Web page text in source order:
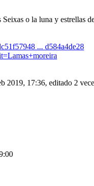
o la luna y estrellas
... d584a4de28
2019, 17:36, editado 2